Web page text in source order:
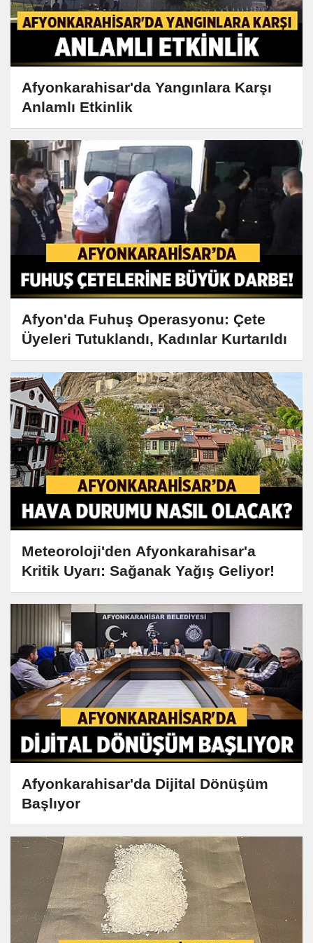
Afyonkarahisar'da Yangınlara Karşı
Anlamlı Etkinlik
Afyon'da Fuhuş Operasyonu: Çete
Üyeleri Tutuklandı, Kadınlar Kurtarıldı
Meteoroloji'den Afyonkarahisar'a
Kritik Uyarı: Sağanak Yağış Geliyor!
Afyonkarahisar'da Dijital Dönüşüm
Başlıyor